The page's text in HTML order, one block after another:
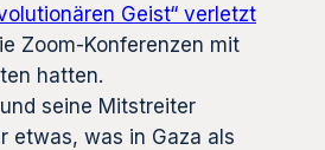
Geist“ verletzt
Zoom-Konferenzen mit
hatten.
seine Mitstreiter
etwas, was in Gaza als